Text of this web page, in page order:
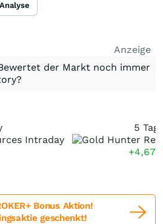
Analyse
Anzeige
der Markt noch immer
5
+4,67
Bonus Aktion!
geschenkt!